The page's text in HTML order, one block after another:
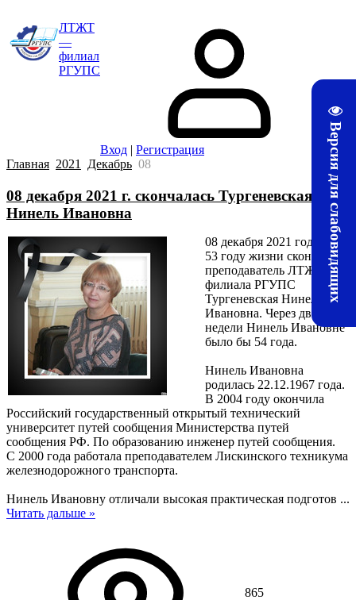
Версия для слабовидящих
ЛТЖТ
—
филиал
РГУПС
Вход | Регистрация
Главная 2021 Декабрь 08
08 декабря 2021 г. скончалась Тургеневская
Нинель Ивановна
08 декабря 2021 года на
53 году жизни скончался
преподаватель ЛТЖТ -
филиала РГУПС
Тургеневская Нинель
Ивановна. Через две
недели Нинель Ивановне
было бы 54 года.
Нинель Ивановна
родилась 22.12.1967 года.
В 2004 году окончила
Российский государственный открытый технический
университет путей сообщения Министерства путей
сообщения РФ. По образованию инженер путей сообщения.
С 2000 года работала преподавателем Лискинского техникума
железнодорожного транспорта.
Нинель Ивановну отличали высокая практическая подготов ...
Читать дальше »
865